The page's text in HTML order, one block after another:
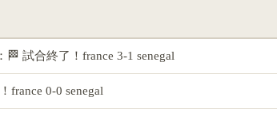
🏁 試合終了！france 3-1 senegal
france 0-0 senegal